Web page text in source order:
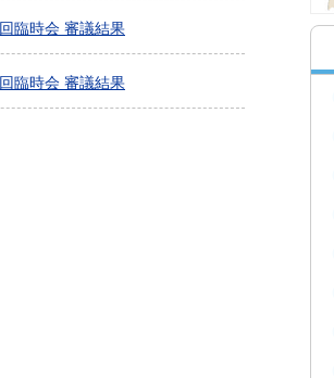
臨時会 審議結果
臨時会 審議結果